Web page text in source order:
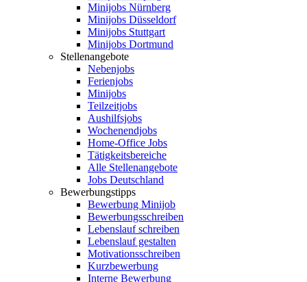
Minijobs Nürnberg
Minijobs Düsseldorf
Minijobs Stuttgart
Minijobs Dortmund
Stellenangebote
Nebenjobs
Ferienjobs
Minijobs
Teilzeitjobs
Aushilfsjobs
Wochenendjobs
Home-Office Jobs
Tätigkeitsbereiche
Alle Stellenangebote
Jobs Deutschland
Bewerbungstipps
Bewerbung Minijob
Bewerbungsschreiben
Lebenslauf schreiben
Lebenslauf gestalten
Motivationsschreiben
Kurzbewerbung
Interne Bewerbung